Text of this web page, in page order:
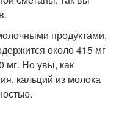
продуктами,
около 415 мг
мг. Но увы, как
кальций из молока